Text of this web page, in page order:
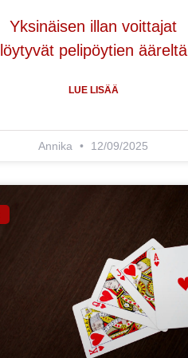
Yksinäisen illan voittajat
löytyvät pelipöytien ääreltä
LUE LISÄÄ
Annika 12/09/2025